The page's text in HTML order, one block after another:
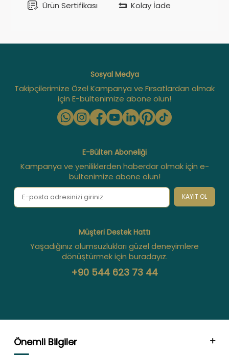
Ürün Sertifikası
Kolay İade
Sosyal Medya
Takipçilerimize Özel Kampanya ve Fırsatlardan olmak
için E-bültenimize abone olun!
E-Bülten Aboneliği
Kampanya ve yeniliklerden haberdar olmak için e-
bültenimize abone olun!
KAYIT OL
Müşteri Destek Hattı
Yaşadığınız olumsuzlukları güzel deneyimlere
dönüştürmek için buradayız.
+90 544 623 73 44
Önemli Bilgiler